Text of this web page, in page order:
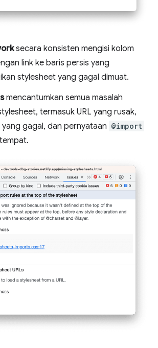
secara konsisten mengisi kolom
link ke baris persis yang
stylesheet yang gagal dimuat.
mencantumkan semua masalah
termasuk URL yang rusak,
gagal, dan pernyataan @import